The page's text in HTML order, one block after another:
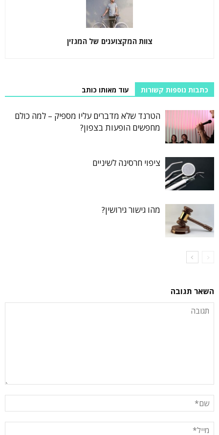
צוות המקצוענים של המגזין
כתבות נוספות קשורות עוד מאותו כותב
הטרנד שלא מדברים עליו מספיק – למה כולם
מחפשים הופעות בצפון?
ציפוי חרסינה לשיניים
מהו גישור גירושין?
השאר תגובה